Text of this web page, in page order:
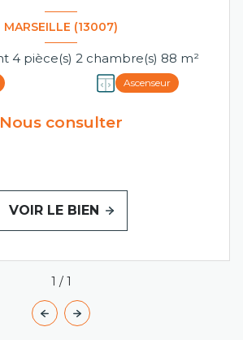
MARSEILLE (13007)
Appartement 4 pièce(s) 2 chambre(s) 88 m²
Ascenseur
Nous consulter
VOIR LE BIEN
1 / 1